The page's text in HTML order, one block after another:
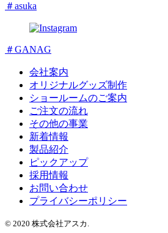
＃asuka
＃GANAG
会社案内
オリジナルグッズ制作
ショールームのご案内
ご注文の流れ
その他の事業
新着情報
製品紹介
ピックアップ
採用情報
お問い合わせ
プライバシーポリシー
© 2020 株式会社アスカ.